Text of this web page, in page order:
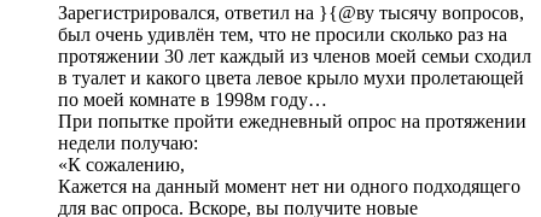
Зарегистрировался, ответил на }{@ву тысячу вопросов,
был очень удивлён тем, что не просили сколько раз на
протяжении 30 лет каждый из членов моей семьи сходил
в туалет и какого цвета левое крыло мухи пролетающей
по моей комнате в 1998м году…
При попытке пройти ежедневный опрос на протяжении
недели получаю:
«К сожалению,
Кажется на данный момент нет ни одного подходящего
для вас опроса. Вскоре, вы получите новые